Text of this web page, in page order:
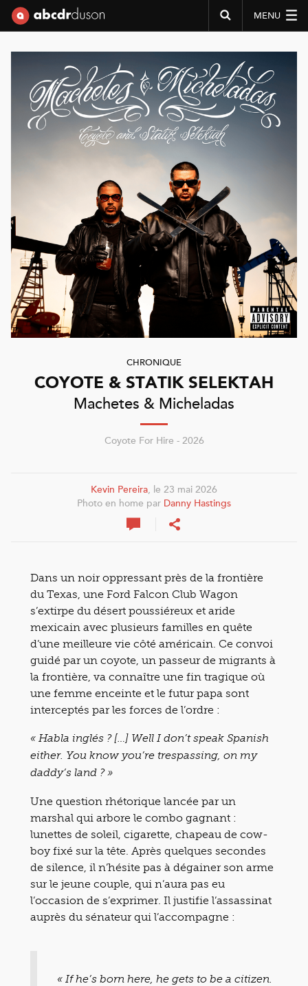
MENU
CHRONIQUE
COYOTE & STATIK SELEKTAH
Machetes & Micheladas
Coyote For Hire - 2026
Kevin Pereira, le 23 mai 2026
Photo en home par Danny Hastings
Dans un noir oppressant près de la frontière
du Texas, une Ford Falcon Club Wagon
s’extirpe du désert poussiéreux et aride
mexicain avec plusieurs familles en quête
d’une meilleure vie côté américain. Ce convoi
guidé par un coyote, un passeur de migrants à
la frontière, va connaître une fin tragique où
une femme enceinte et le futur papa sont
interceptés par les forces de l’ordre :
« Habla inglés ? […] Well I don’t speak Spanish
either. You know you’re trespassing, on my
daddy’s land ? »
Une question rhétorique lancée par un
marshal qui arbore le combo gagnant :
lunettes de soleil, cigarette, chapeau de cow-
boy fixé sur la tête. Après quelques secondes
de silence, il n’hésite pas à dégainer son arme
sur le jeune couple, qui n’aura pas eu
l’occasion de s’exprimer. Il justifie l’assassinat
auprès du sénateur qui l’accompagne :
« If he’s born here, he gets to be a citizen.